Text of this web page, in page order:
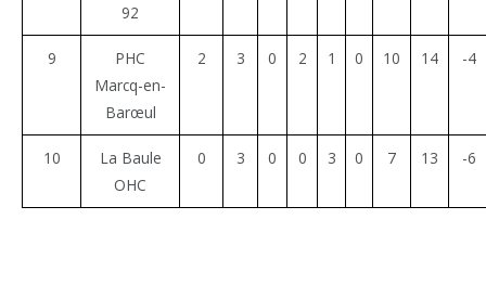
92
9
PHC
Marcq-en-
Barœul
2 3 0 2 1 0 10 14 -4
10
La Baule
OHC
0 3 0 0 3 0 7 13 -6